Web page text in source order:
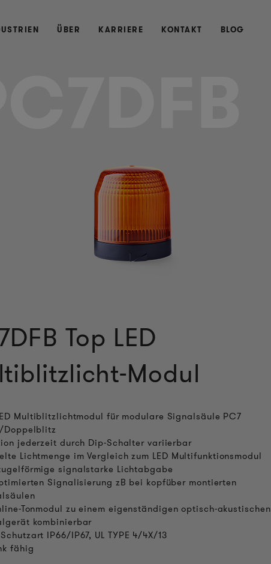
ÜBER KARRIERE KONTAKT BLOG
Top LED
Modul
Multiblitzlichtmodul für modulare Signalsäule PC7
Doppelblitz
jederzeit durch Dip-Schalter variierbar
Lichtmenge im Vergleich zum LED Multifunktionsmodul
signalstarke Lichtabgabe
Signalisierung zB bei kopfüber montierten
Tonmodul zu einem eigenständigen optisch-akustischen
kombinierbar
IP66/IP67, UL TYPE 4/4X/13
fähig